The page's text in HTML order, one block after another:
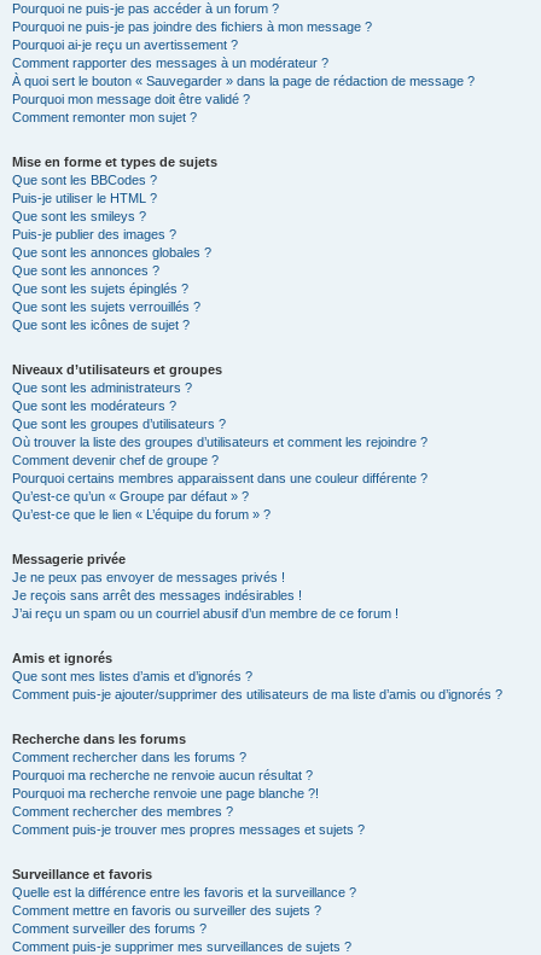
Pourquoi ne puis-je pas accéder à un forum ?
Pourquoi ne puis-je pas joindre des fichiers à mon message ?
Pourquoi ai-je reçu un avertissement ?
Comment rapporter des messages à un modérateur ?
À quoi sert le bouton « Sauvegarder » dans la page de rédaction de message ?
Pourquoi mon message doit être validé ?
Comment remonter mon sujet ?
Mise en forme et types de sujets
Que sont les BBCodes ?
Puis-je utiliser le HTML ?
Que sont les smileys ?
Puis-je publier des images ?
Que sont les annonces globales ?
Que sont les annonces ?
Que sont les sujets épinglés ?
Que sont les sujets verrouillés ?
Que sont les icônes de sujet ?
Niveaux d’utilisateurs et groupes
Que sont les administrateurs ?
Que sont les modérateurs ?
Que sont les groupes d’utilisateurs ?
Où trouver la liste des groupes d’utilisateurs et comment les rejoindre ?
Comment devenir chef de groupe ?
Pourquoi certains membres apparaissent dans une couleur différente ?
Qu’est-ce qu’un « Groupe par défaut » ?
Qu’est-ce que le lien « L’équipe du forum » ?
Messagerie privée
Je ne peux pas envoyer de messages privés !
Je reçois sans arrêt des messages indésirables !
J’ai reçu un spam ou un courriel abusif d’un membre de ce forum !
Amis et ignorés
Que sont mes listes d’amis et d’ignorés ?
Comment puis-je ajouter/supprimer des utilisateurs de ma liste d’amis ou d’ignorés ?
Recherche dans les forums
Comment rechercher dans les forums ?
Pourquoi ma recherche ne renvoie aucun résultat ?
Pourquoi ma recherche renvoie une page blanche ?!
Comment rechercher des membres ?
Comment puis-je trouver mes propres messages et sujets ?
Surveillance et favoris
Quelle est la différence entre les favoris et la surveillance ?
Comment mettre en favoris ou surveiller des sujets ?
Comment surveiller des forums ?
Comment puis-je supprimer mes surveillances de sujets ?